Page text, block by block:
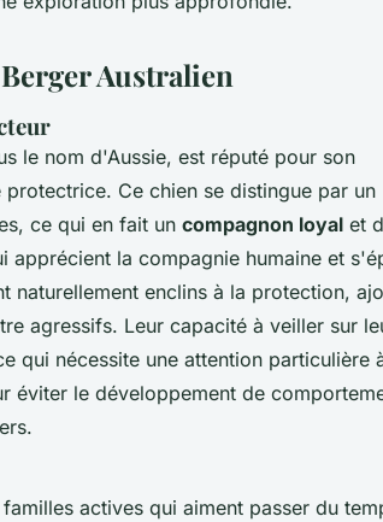
Australien
le nom d'Aussie, est réputé pour son
protectrice. Ce chien se distingue par un
ce qui en fait un compagnon loyal et
apprécient la compagnie humaine et
naturellement enclins à la protection,
agressifs. Leur capacité à veiller sur
qui nécessite une attention particulière
éviter le développement de
actives qui aiment passer du